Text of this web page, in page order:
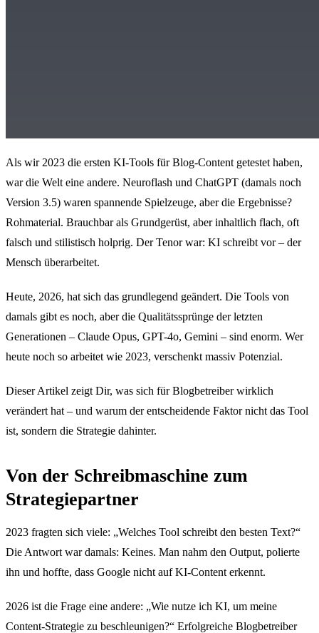
Als wir 2023 die ersten KI-Tools für Blog-Content getestet haben,
war die Welt eine andere. Neuroflash und ChatGPT (damals noch
Version 3.5) waren spannende Spielzeuge, aber die Ergebnisse?
Rohmaterial. Brauchbar als Grundgerüst, aber inhaltlich flach, oft
falsch und stilistisch holprig. Der Tenor war: KI schreibt vor – der
Mensch überarbeitet.
Heute, 2026, hat sich das grundlegend geändert. Die Tools von
damals gibt es noch, aber die Qualitätssprünge der letzten
Generationen – Claude Opus, GPT-4o, Gemini – sind enorm. Wer
heute noch so arbeitet wie 2023, verschenkt massiv Potenzial.
Dieser Artikel zeigt Dir, was sich für Blogbetreiber wirklich
verändert hat – und warum der entscheidende Faktor nicht das Tool
ist, sondern die Strategie dahinter.
Von der Schreibmaschine zum
Strategiepartner
2023 fragten sich viele: „Welches Tool schreibt den besten Text?“
Die Antwort war damals: Keines. Man nahm den Output, polierte
ihn und hoffte, dass Google nicht auf KI-Content erkennt.
2026 ist die Frage eine andere: „Wie nutze ich KI, um meine
Content-Strategie zu beschleunigen?“ Erfolgreiche Blogbetreiber